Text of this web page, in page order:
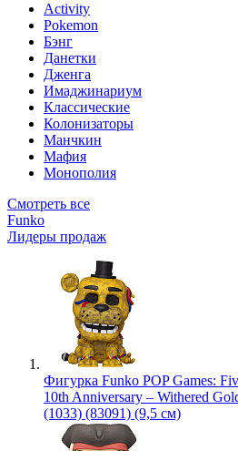
Activity
Pokemon
Бэнг
Данетки
Дженга
Имаджинариум
Классические
Колонизаторы
Манчкин
Мафия
Монополия
Смотреть все
Funko
Лидеры продаж
Фигурка Funko POP Games:
10th Anniversary – Withered
(1033) (83091) (9,5 см)